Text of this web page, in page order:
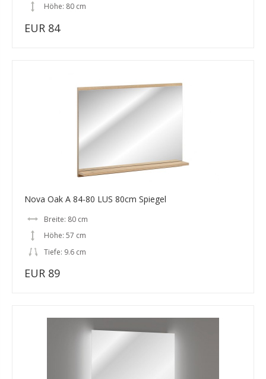
Höhe: 80 cm
EUR 84
Nova Oak A 84-80 LUS 80cm Spiegel
Breite: 80 cm
Höhe: 57 cm
Tiefe: 9.6 cm
EUR 89